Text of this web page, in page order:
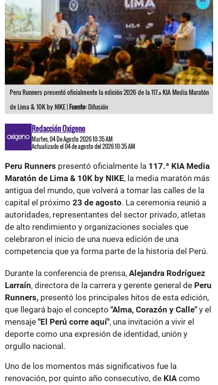
Peru Runners presentó oficialmente la edición 2026 de la 117.ª KIA Media Maratón
de Lima & 10K by NIKE |Fuente:Difusión
Redacción Oxigeno
Martes, 04 De Agosto 2026 10:35 AM
Actualizado el 04 de agosto del 2026 10:35 AM
Peru Runners presentó oficialmente la 117.ª KIA Media
Maratón de Lima & 10K by NIKE, la media maratón más
antigua del mundo, que volverá a tomar las calles de la
capital el próximo 23 de agosto. La ceremonia reunió a
autoridades, representantes del sector privado, atletas
de alto rendimiento y organizaciones sociales que
celebraron el inicio de una nueva edición de una
competencia que ya forma parte de la historia del Perú.
Durante la conferencia de prensa, Alejandra Rodríguez
Larraín, directora de la carrera y gerente general de Peru
Runners, presentó los principales hitos de esta edición,
que llegará bajo el concepto "Alma, Corazón y Calle" y el
mensaje "El Perú corre aquí", una invitación a vivir el
deporte como una expresión de identidad, unión y
orgullo nacional.
Uno de los momentos más significativos fue la
renovación, por quinto año consecutivo, de KIAcomo